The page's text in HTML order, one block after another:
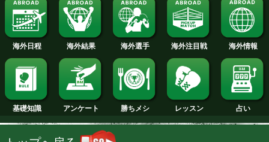
2011年
2010年